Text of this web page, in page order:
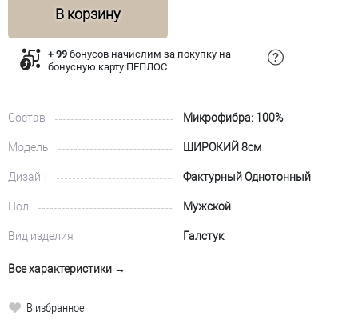
В корзину
+ 99 бонусов начислим за покупку на
бонусную карту ПЕПЛОС
Состав Микрофибра: 100%
Модель ШИРОКИЙ 8см
Дизайн Фактурный Однотонный
Пол Мужской
Вид изделия Галстук
Все характеристики →
В избранное